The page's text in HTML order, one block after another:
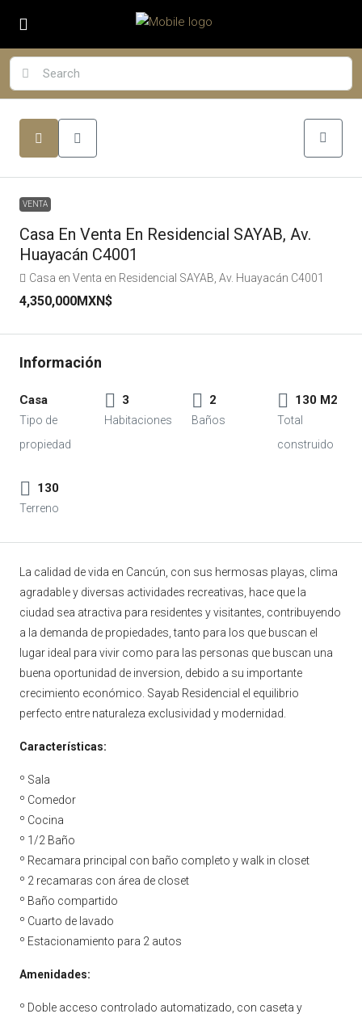
VENTA
Casa En Venta En Residencial SAYAB, Av.
Huayacán C4001
Casa en Venta en Residencial SAYAB, Av. Huayacán C4001
4,350,000MXN$
Casa 3 2 130 M2
130
La calidad de vida en Cancún, con sus hermosas playas, clima
agradable y diversas actividades recreativas, hace que la
ciudad sea atractiva para residentes y visitantes, contribuyendo
a la demanda de propiedades, tanto para los que buscan el
lugar ideal para vivir como para las personas que buscan una
buena oportunidad de inversion, debido a su importante
crecimiento económico. Sayab Residencial el equilibrio
perfecto entre naturaleza exclusividad y modernidad.
Características:
º Sala
º Comedor
º Cocina
º 1/2 Baño
º Recamara principal con baño completo y walk in closet
º 2 recamaras con área de closet
º Baño compartido
º Cuarto de lavado
º Estacionamiento para 2 autos
Amenidades:
º Doble acceso controlado automatizado, con caseta y